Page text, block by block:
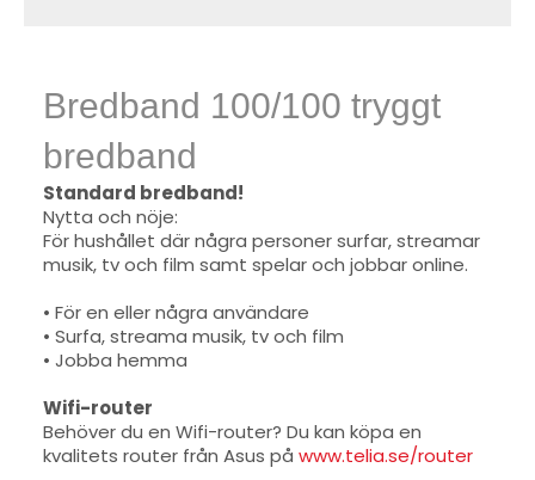
Bredband 100/100 tryggt
bredband
Standard bredband!
Nytta och nöje:
För hushållet där några personer surfar, streamar
musik, tv och film samt spelar och jobbar online.
• För en eller några användare
• Surfa, streama musik, tv och film
• Jobba hemma
Wifi-router
Behöver du en Wifi-router? Du kan köpa en
kvalitets router från Asus på www.telia.se/router